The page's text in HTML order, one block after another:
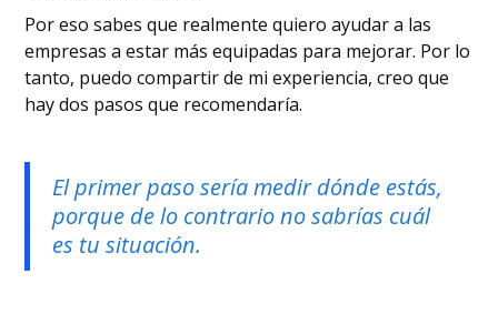
Por eso sabes que realmente quiero ayudar a las
empresas a estar más equipadas para mejorar. Por lo
tanto, puedo compartir de mi experiencia, creo que
hay dos pasos que recomendaría.
El primer paso sería medir dónde estás,
porque de lo contrario no sabrías cuál
es tu situación.